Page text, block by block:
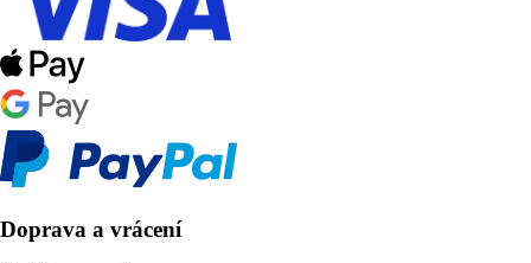
Doprava a vrácení